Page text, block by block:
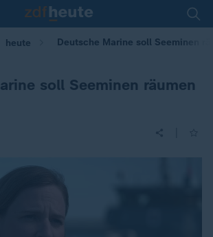
heute Deutsche Marine soll Seeminen
soll Seeminen räumen